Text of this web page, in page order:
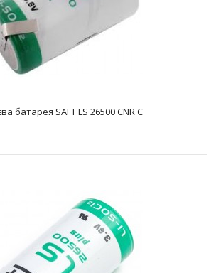
батарея SAFT LS 17500 CNA A
text_zero
батарея SAFT LS 26500 CNR C